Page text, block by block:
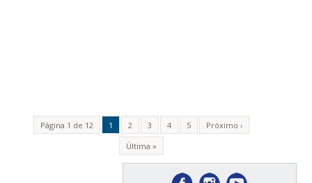
Página 1 de 12 1 2 3 4 5
Próximo ›
Última »